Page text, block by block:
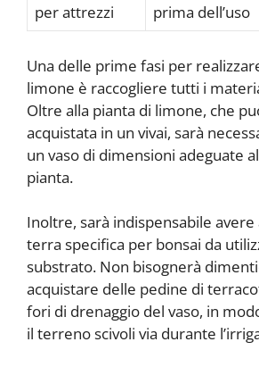
per attrezzi
prima dell’uso
Una delle prime fasi per
limone è raccogliere tutti i
Oltre alla pianta di limone, che
acquistata in un vivai, sarà
un vaso di dimensioni adeguate
pianta.
Inoltre, sarà indispensabile avere
terra specifica per bonsai da
substrato. Non bisognerà
acquistare delle pedine di
fori di drenaggio del vaso, in
il terreno scivoli via durante